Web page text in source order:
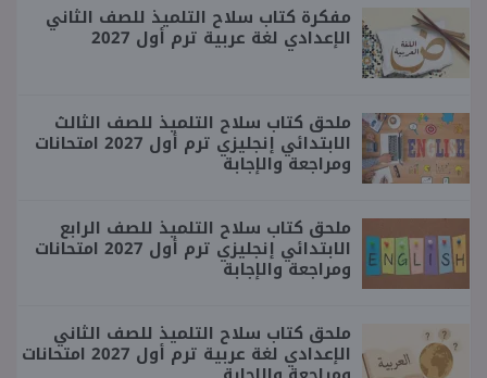
مفكرة كتاب سلاح التلميذ للصف الثاني
الإعدادي لغة عربية ترم أول 2027
ملحق كتاب سلاح التلميذ للصف الثالث
الابتدائي إنجليزي ترم أول 2027 امتحانات
ومراجعة والإجابة
ملحق كتاب سلاح التلميذ للصف الرابع
الابتدائي إنجليزي ترم أول 2027 امتحانات
ومراجعة والإجابة
ملحق كتاب سلاح التلميذ للصف الثاني
الإعدادي لغة عربية ترم أول 2027 امتحانات